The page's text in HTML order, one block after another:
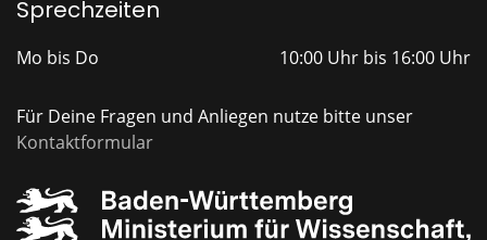
Sprechzeiten
Mo bis Do 10:00 Uhr bis 16:00 Uhr
Für Deine Fragen und Anliegen nutze bitte unser
Kontaktformular